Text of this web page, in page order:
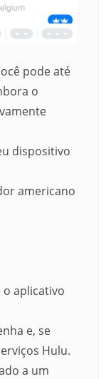
pode até
o
dispositivo
americano
o aplicativo
e, se
Hulu.
a um